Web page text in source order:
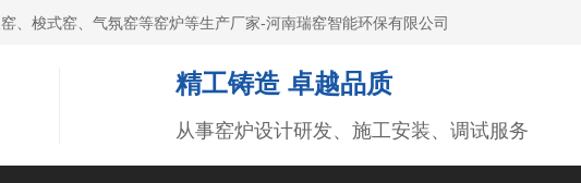
、梭式窑、气氛窑等窑炉等生产厂家-河南瑞窑智能环保有限公司
精工铸造 卓越品质
从事窑炉设计研发、施工安装、调试服务